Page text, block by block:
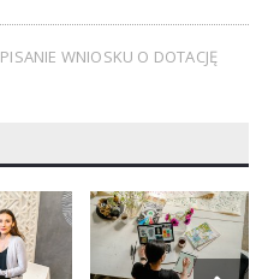
PISANIE WNIOSKU O DOTACJĘ